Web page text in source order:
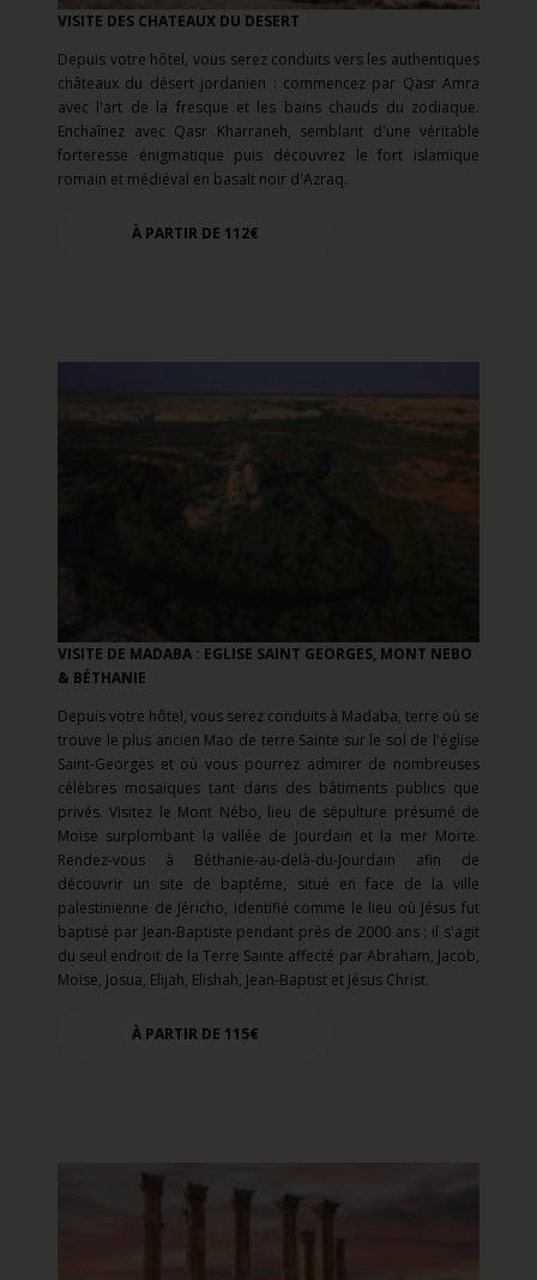
VISITE DES CHATEAUX DU DESERT
Depuis votre hôtel, vous serez conduits versles authentiques
châteaux du désert jordanien : commencez par Qasr Amra
avec l'art de la fresque et les bains chauds du zodiaque.
Enchaînez avec Qasr Kharraneh, semblant d'une véritable
forteresse énigmatique puis découvrez le fort islamique
romain et médiéval en basalt noir d'Azraq.
À PARTIR DE 112€
VISITE DE MADABA : EGLISE SAINT GEORGES, MONT NEBO
& BÉTHANIE
Depuis votre hôtel, vous serez conduits à Madaba, terre où se
trouve le plus ancien Mao de terre Sainte sur le sol de l'église
Saint-Georges et où vous pourrez admirer de nombreuses
célèbres mosaïques tant dans des bâtiments publics que
privés. Visitez le Mont Nébo, lieu de sépulture présumé de
Moïse surplombant la vallée de Jourdain et la mer Morte.
Rendez-vous à Béthanie-au-delà-du-Jourdain afin de
découvrir un site de baptême, situé en face de la ville
palestinienne de Jéricho, identifié comme le lieu où Jésus fut
baptisé par Jean-Baptiste pendant près de 2000 ans : il s'agit
du seul endroit de la Terre Sainte affecté par Abraham, Jacob,
Moïse, Josua, Elijah, Elishah, Jean-Baptist et Jésus Christ.
À PARTIR DE 115€